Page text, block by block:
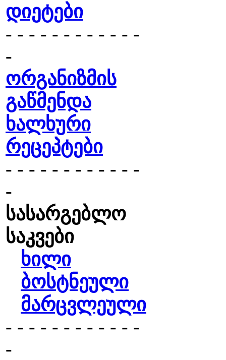
დიეტები
- - - - - - - - - - - -
-
ორგანიზმის
გაწმენდა
ხალხური
რეცეპტები
- - - - - - - - - - - -
-
სასარგებლო
საკვები
ხილი
ბოსტნეული
მარცვლეული
- - - - - - - - - - - -
-